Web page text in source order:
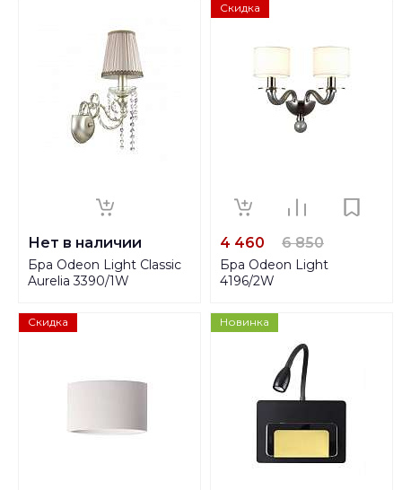
Нет в наличии
Бра Odeon Light Classic
Aurelia 3390/1W
Скидка
4 460 6 850
Бра Odeon Light
4196/2W
Скидка Новинка